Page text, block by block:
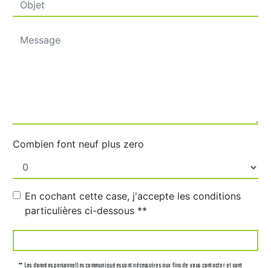
Combien font neuf plus zero
En cochant cette case, j'accepte les conditions
particulières ci-dessous **
** Les données personnelles communiquées sont nécessaires aux fins de vous contacter et sont